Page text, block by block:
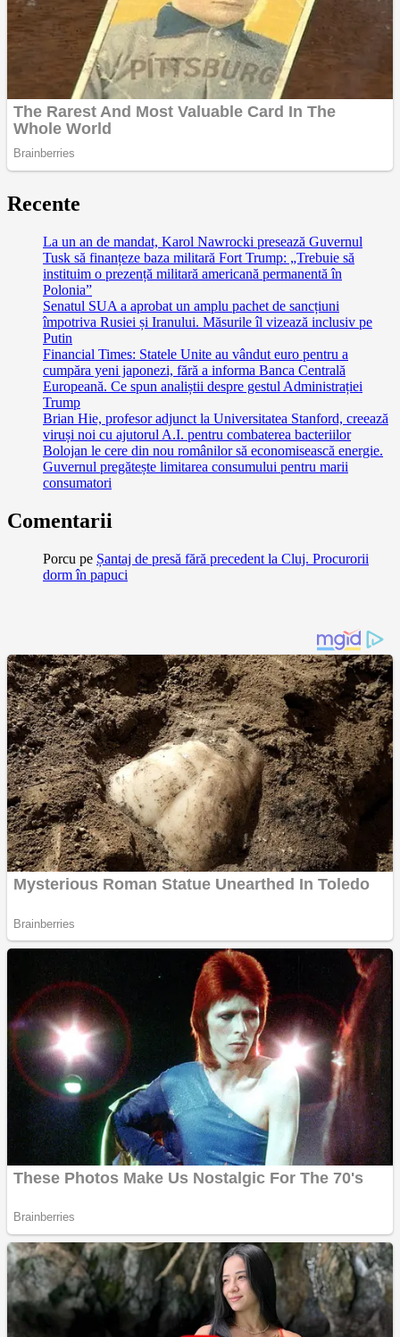
Recente
La un an de mandat, Karol Nawrocki presează Guvernul
Tusk să finanțeze baza militară Fort Trump: „Trebuie să
instituim o prezență militară americană permanentă în
Polonia”
Senatul SUA a aprobat un amplu pachet de sancțiuni
împotriva Rusiei și Iranului. Măsurile îl vizează inclusiv pe
Putin
Financial Times: Statele Unite au vândut euro pentru a
cumpăra yeni japonezi, fără a informa Banca Centrală
Europeană. Ce spun analiștii despre gestul Administrației
Trump
Brian Hie, profesor adjunct la Universitatea Stanford, creează
viruși noi cu ajutorul A.I. pentru combaterea bacteriilor
Bolojan le cere din nou românilor să economisească energie.
Guvernul pregătește limitarea consumului pentru marii
consumatori
Comentarii
Porcu pe Șantaj de presă fără precedent la Cluj. Procurorii
dorm în papuci